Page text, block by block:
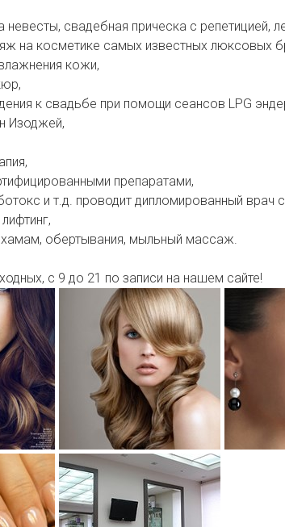
невесты, свадебная прическа с репетицией,
на косметике самых известных люксовых
кожи,
к свадьбе при помощи сеансов LPG
Изоджей,
препаратами,
и т.д. проводит дипломированный врач с
обертывания, мыльный массаж.
с 9 до 21 по записи на нашем сайте!